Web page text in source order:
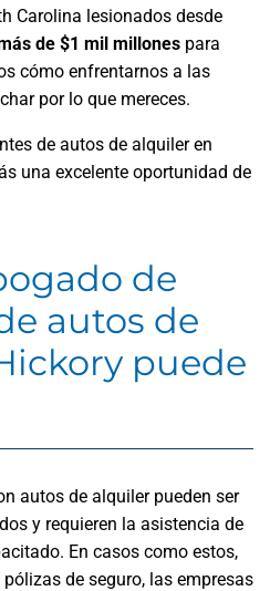
Carolina lesionados desde
de $1 mil millones para
cómo enfrentarnos a las
por lo que mereces.
de autos de alquiler en
una excelente oportunidad de
de
autos de
puede
autos de alquiler pueden ser
y requieren la asistencia de
En casos como estos,
de seguro, las empresas